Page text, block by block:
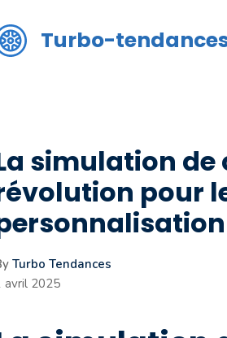
Turbo-
simulation
pour
Turbo Tendances
avril 2025